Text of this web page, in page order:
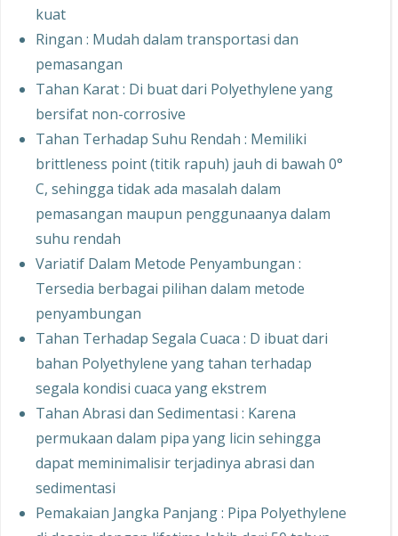
kuat
Ringan : Mudah dalam transportasi dan
pemasangan
Tahan Karat : Di buat dari Polyethylene yang
bersifat non-corrosive
Tahan Terhadap Suhu Rendah : Memiliki
brittleness point (titik rapuh) jauh di bawah 0°
C, sehingga tidak ada masalah dalam
pemasangan maupun penggunaanya dalam
suhu rendah
Variatif Dalam Metode Penyambungan :
Tersedia berbagai pilihan dalam metode
penyambungan
Tahan Terhadap Segala Cuaca : D ibuat dari
bahan Polyethylene yang tahan terhadap
segala kondisi cuaca yang ekstrem
Tahan Abrasi dan Sedimentasi : Karena
permukaan dalam pipa yang licin sehingga
dapat meminimalisir terjadinya abrasi dan
sedimentasi
Pemakaian Jangka Panjang : Pipa Polyethylene